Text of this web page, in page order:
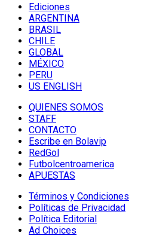
Ediciones
ARGENTINA
BRASIL
CHILE
GLOBAL
MÉXICO
PERU
US ENGLISH
QUIENES SOMOS
STAFF
CONTACTO
Escribe en Bolavip
RedGol
Futbolcentroamerica
APUESTAS
Términos y Condiciones
Políticas de Privacidad
Política Editorial
Ad Choices